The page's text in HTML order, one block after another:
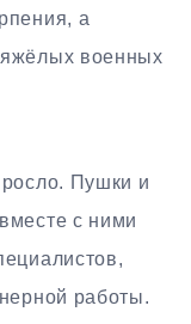
а
военных
Пушки и
с ними
работы.